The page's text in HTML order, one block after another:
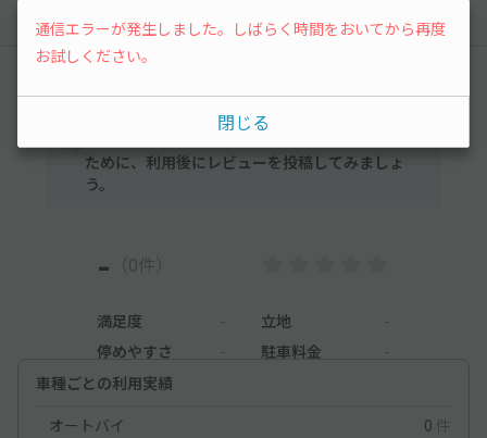
ために、利用後にレビューを投稿してみましょ
う。
- （0件）
満足度 立地
停めやすさ
駐車料金
車種ごとの利用実績
オートバイ
0 件
通信エラーが発生しました。しばらく時間をおいてから再度
お試しください。
閉じる